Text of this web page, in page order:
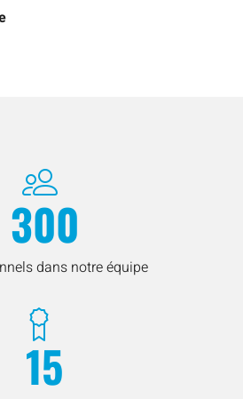
300
dans notre équipe
15